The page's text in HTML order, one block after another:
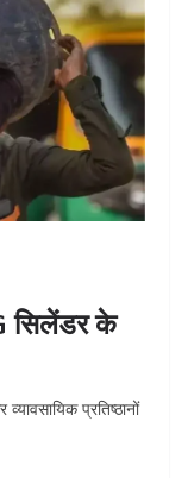
सिलेंडर के
प्रतिष्ठानों